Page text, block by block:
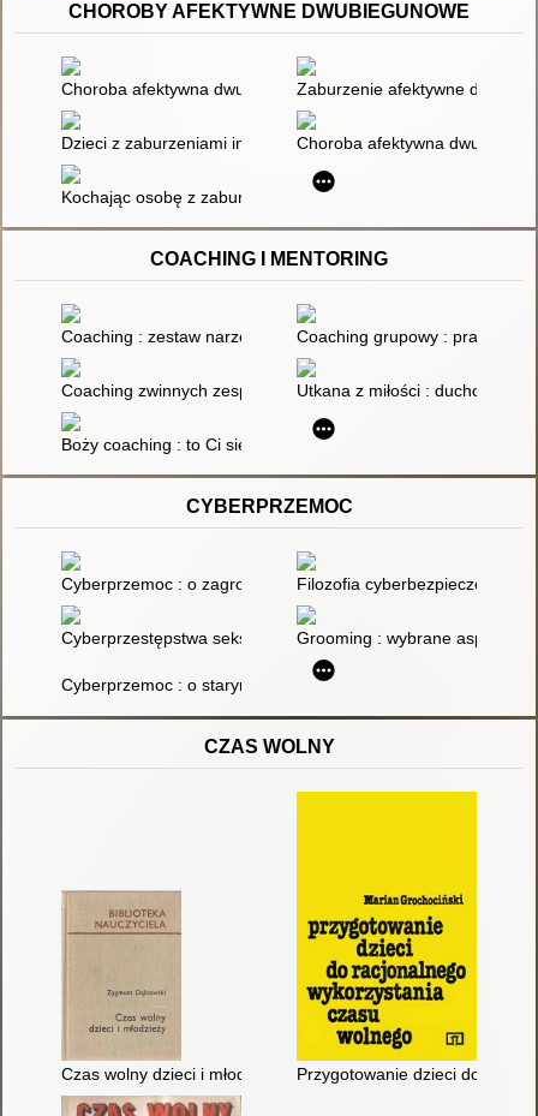
CHOROBY AFEKTYWNE DWUBIEGUNOWE
Choroba afektywna dwubiegunowa : scenariusze rozwiązań
Zaburzenie afektywne
Dzieci z zaburzeniami integracji sensorycznej : zaburzenia
Choroba afektywna
Kochając osobę z zaburzeniami afektywnymi
COACHING I MENTORING
Coaching : zestaw narzędzi Coaching grupowy :
Coaching zwinnych zespołów : kompendium wiedzy dla
Utkana z miłości : duchowy
Boży coaching : to Ci się opłaca : jak Biblia może pomóc w
CYBERPRZEMOC
Cyberprzemoc : o zagrożeniach i szansach na ograniczenie
Filozofia cyberbezpieczeństwa
Cyberprzestępstwa seksualne na szkodę małoletniego w
Grooming : wybrane aspekty
Cyberprzemoc : o starym zjawisku agresji w nowoczesnej
CZAS WOLNY
Czas wolny dzieci i młodzieży Przygotowanie dzieci do